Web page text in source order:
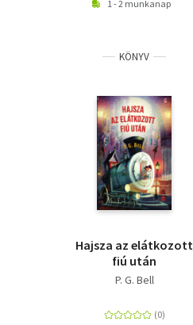
1 - 2 munkanap
KÖNYV
Hajsza az elátkozott
fiú után
P. G. Bell